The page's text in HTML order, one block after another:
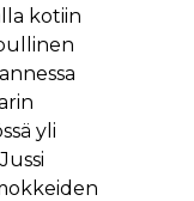
kotiin
yli